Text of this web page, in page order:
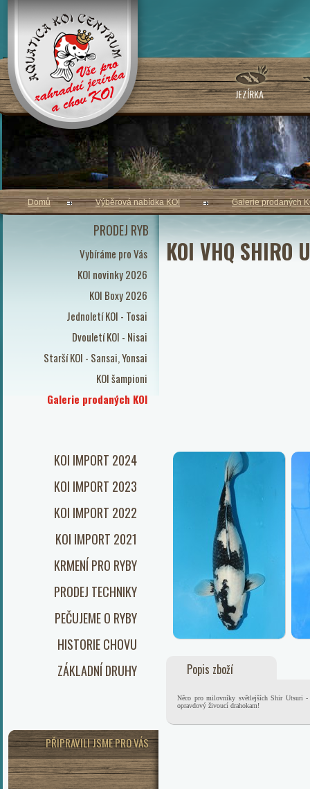
JEZÍRKA
PRODEJ RYB
Vybíráme pro Vás
KOI novinky 2026
KOI Boxy 2026
Jednoletí KOI - Tosai
Dvouletí KOI - Nisai
Starší KOI - Sansai, Yonsai
KOI šampioni
Galerie prodaných KOI
KOI IMPORT 2024
KOI IMPORT 2023
KOI IMPORT 2022
KOI IMPORT 2021
KRMENÍ PRO RYBY
PRODEJ TECHNIKY
PEČUJEME O RYBY
HISTORIE CHOVU
ZÁKLADNÍ DRUHY
PŘIPRAVILI JSME PRO VÁS
Domů Výběrová nabídka KOI Galerie prodaných
KOI VHQ SHIRO
Popis zboží
Něco pro milovníky světlejších Shir Utsuri -
opravdový živoucí drahokam!